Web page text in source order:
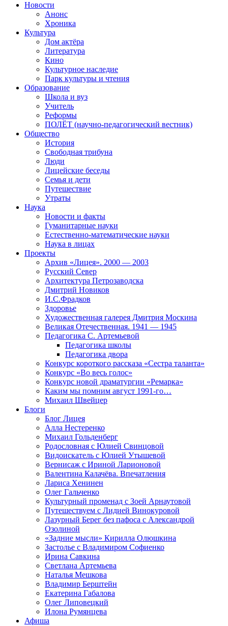
Новости
Анонс
Хроника
Культура
Дом актёра
Литература
Кино
Культурное наследие
Парк культуры и чтения
Образование
Школа и вуз
Учитель
Реформы
ПОЛЁТ (научно-педагогический вестник)
Общество
История
Свободная трибуна
Люди
Лицейские беседы
Семья и дети
Путешествие
Утраты
Наука
Новости и факты
Гуманитарные науки
Естественно-математические науки
Наука в лицах
Проекты
Архив «Лицея». 2000 — 2003
Русский Север
Архитектура Петрозаводска
Дмитрий Новиков
И.С.Фрадков
Здоровье
Художественная галерея Дмитрия Москина
Великая Отечественная. 1941 — 1945
Педагогика С. Артемьевой
Педагогика школы
Педагогика двора
Конкурс короткого рассказа «Сестра таланта»
Конкурс «Во весь голос»
Конкурс новой драматургии «Ремарка»
Каким мы помним август 1991-го…
Михаил Швейцер
Блоги
Блог Лицея
Алла Нестеренко
Михаил Гольденберг
Родословная с Юлией Свинцовой
Видоискатель с Юлией Утышевой
Вернисаж с Ириной Ларионовой
Валентина Калачёва. Впечатления
Лариса Хенинен
Олег Гальченко
Культурный променад с Зоей Арнаутовой
Путешествуем с Лидией Винокуровой
Лазурный Берег без пафоса с Александрой
Озолиной
«Задние мысли» Кирилла Олюшкина
Застолье с Владимиром Софиенко
Ирина Савкина
Светлана Артемьева
Наталья Мешкова
Владимир Берштейн
Екатерина Габалова
Олег Липовецкий
Илона Румянцева
Афиша